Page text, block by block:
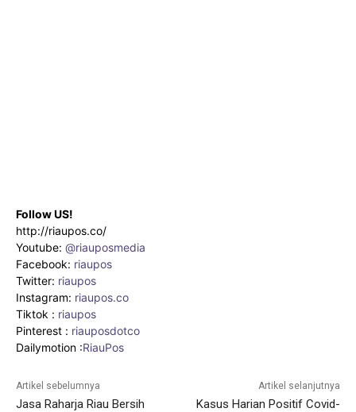
Follow US!
http://riaupos.co/
Youtube: @riauposmedia
Facebook: riaupos
Twitter: riaupos
Instagram: riaupos.co
Tiktok : riaupos
Pinterest : riauposdotco
Dailymotion :RiauPos
Artikel sebelumnya
Jasa Raharja Riau Bersih
Artikel selanjutnya
Kasus Harian Positif Covid-